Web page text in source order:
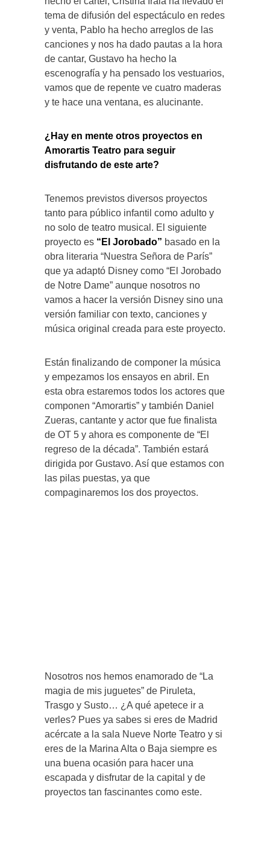
tema de difusión del espectáculo en redes
y venta, Pablo ha hecho arreglos de las
canciones y nos ha dado pautas a la hora
de cantar, Gustavo ha hecho la
escenografía y ha pensado los vestuarios,
vamos que de repente ve cuatro maderas
y te hace una ventana, es alucinante.
¿Hay en mente otros proyectos en
Amorartis Teatro para seguir
disfrutando de este arte?
Tenemos previstos diversos proyectos
tanto para público infantil como adulto y
no solo de teatro musical. El siguiente
proyecto es “El Jorobado” basado en la
obra literaria “Nuestra Señora de París”
que ya adaptó Disney como “El Jorobado
de Notre Dame” aunque nosotros no
vamos a hacer la versión Disney sino una
versión familiar con texto, canciones y
música original creada para este proyecto.
Están finalizando de componer la música
y empezamos los ensayos en abril. En
esta obra estaremos todos los actores que
componen “Amorartis” y también Daniel
Zueras, cantante y actor que fue finalista
de OT 5 y ahora es componente de “El
regreso de la década”. También estará
dirigida por Gustavo. Así que estamos con
las pilas puestas, ya que
compaginaremos los dos proyectos.
Nosotros nos hemos enamorado de “La
magia de mis juguetes” de Piruleta,
Trasgo y Susto… ¿A qué apetece ir a
verles? Pues ya sabes si eres de Madrid
acércate a la sala Nueve Norte Teatro y si
eres de la Marina Alta o Baja siempre es
una buena ocasión para hacer una
escapada y disfrutar de la capital y de
proyectos tan fascinantes como este.